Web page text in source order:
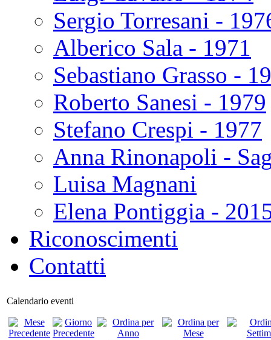
Sergio Torresani -
Alberico Sala - 1971
Sebastiano Grasso -
Roberto Sanesi - 1979
Stefano Crespi - 1977
Anna Rinonapoli -
Luisa Magnani
Elena Pontiggia -
Riconoscimenti
Contatti
Calendario eventi